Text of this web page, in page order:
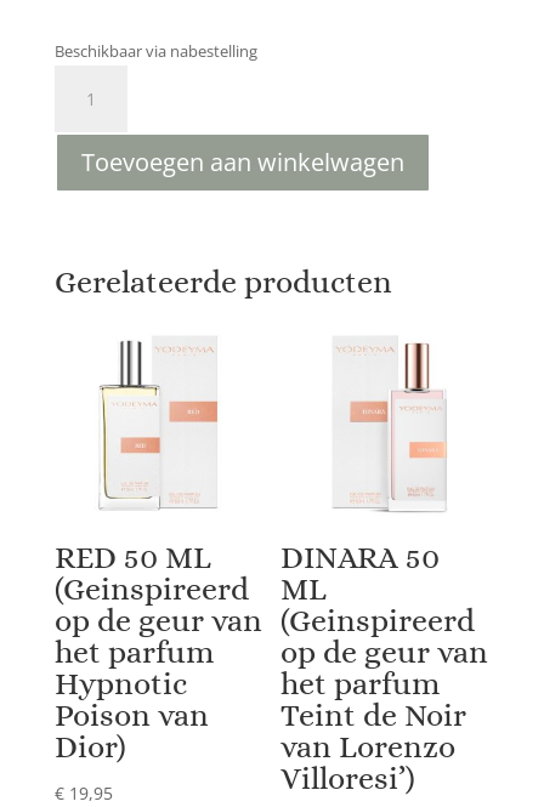
Beschikbaar via nabestelling
ML
(Geinspireerd
op
van
Olympea
Toevoegen aan winkelwagen
Gerelateerde producten
RED 50 ML
(Geinspireerd
op de geur van
het parfum
Hypnotic
Poison van
Dior)
€19,95
DINARA 50
ML
(Geinspireerd
op de geur van
het parfum
Teint de Noir
van Lorenzo
Villoresi’)